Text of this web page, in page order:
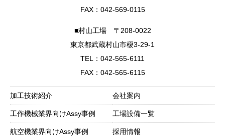
FAX：042-569-0115
■村山工場 〒208-0022
東京都武蔵村山市榎3-29-1
TEL：042-565-6111
FAX：042-565-6115
加工技術紹介
工作機械業界向けAssy事例
航空機業界向けAssy事例
会社案内
工場設備一覧
採用情報